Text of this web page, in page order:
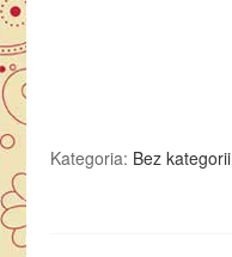
Kategoria: Bez kategorii